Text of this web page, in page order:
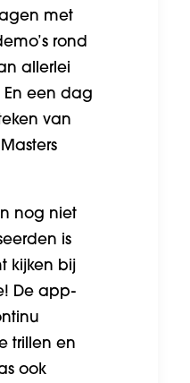
met
rond
allerlei
een dag
van
nog niet
is
kijken bij
De app-
trillen en
ook